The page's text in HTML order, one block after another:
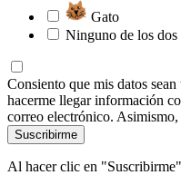
Gato
Ninguno de los dos
Consiento que mis datos
hacerme llegar información
correo electrónico.
Suscribirme
Al hacer clic en